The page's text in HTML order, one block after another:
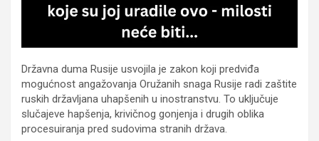
Državna duma Rusije usvojila je zakon koji predviđa
mogućnost angažovanja Oružanih snaga Rusije radi zaštite
ruskih državljana uhapšenih u inostranstvu. To uključuje
slučajeve hapšenja, krivičnog gonjenja i drugih oblika
procesuiranja pred sudovima stranih država.